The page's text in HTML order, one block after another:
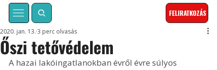
FELIRATKOZÁS
Őszi tetővédelem
2020. jan. 13. 3 perc olvasás
A hazai lakóingatlanokban évről évre súlyos